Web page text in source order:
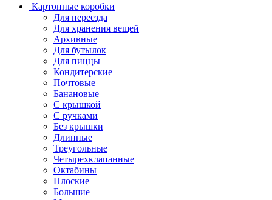
Картонные коробки
Для переезда
Для хранения вещей
Архивные
Для бутылок
Для пиццы
Кондитерские
Почтовые
Банановые
С крышкой
С ручками
Без крышки
Длинные
Треугольные
Четырехклапанные
Октабины
Плоские
Большие